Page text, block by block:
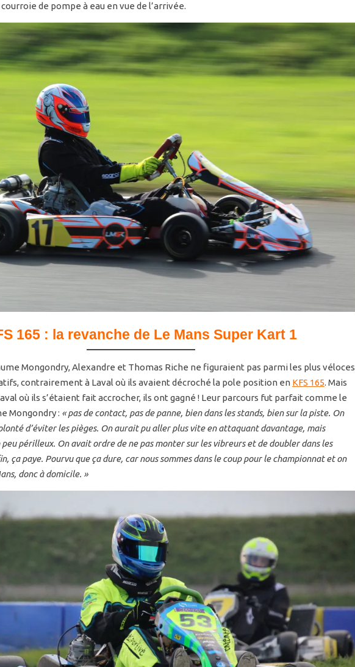
de pompe à eau en vue de l’arrivée.
165 : la revanche de Le Mans Super Kart 1
Mongondry, Alexandre et Thomas Riche ne figuraient pas parmi les plus véloces
contrairement à Laval où ils avaient décroché la pole position en KFS 165. Mais
où ils s’étaient fait accrocher, ils ont gagné ! Leur parcours fut parfait comme le
Mongondry : « pas de contact, pas de panne, bien dans les stands, bien sur la piste. On
d’éviter les pièges. On aurait pu aller plus vite en attaquant davantage, mais
périlleux. On avait ordre de ne pas monter sur les vibreurs et de doubler dans les
ça paye. Pourvu que ça dure, car nous sommes dans le coup pour le championnat et on
donc à domicile. »